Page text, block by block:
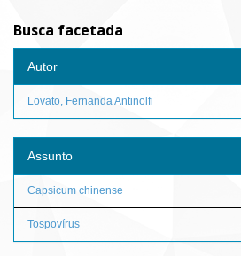
Busca facetada
Autor
Lovato, Fernanda Antinolfi
Assunto
Capsicum chinense
Tospovírus